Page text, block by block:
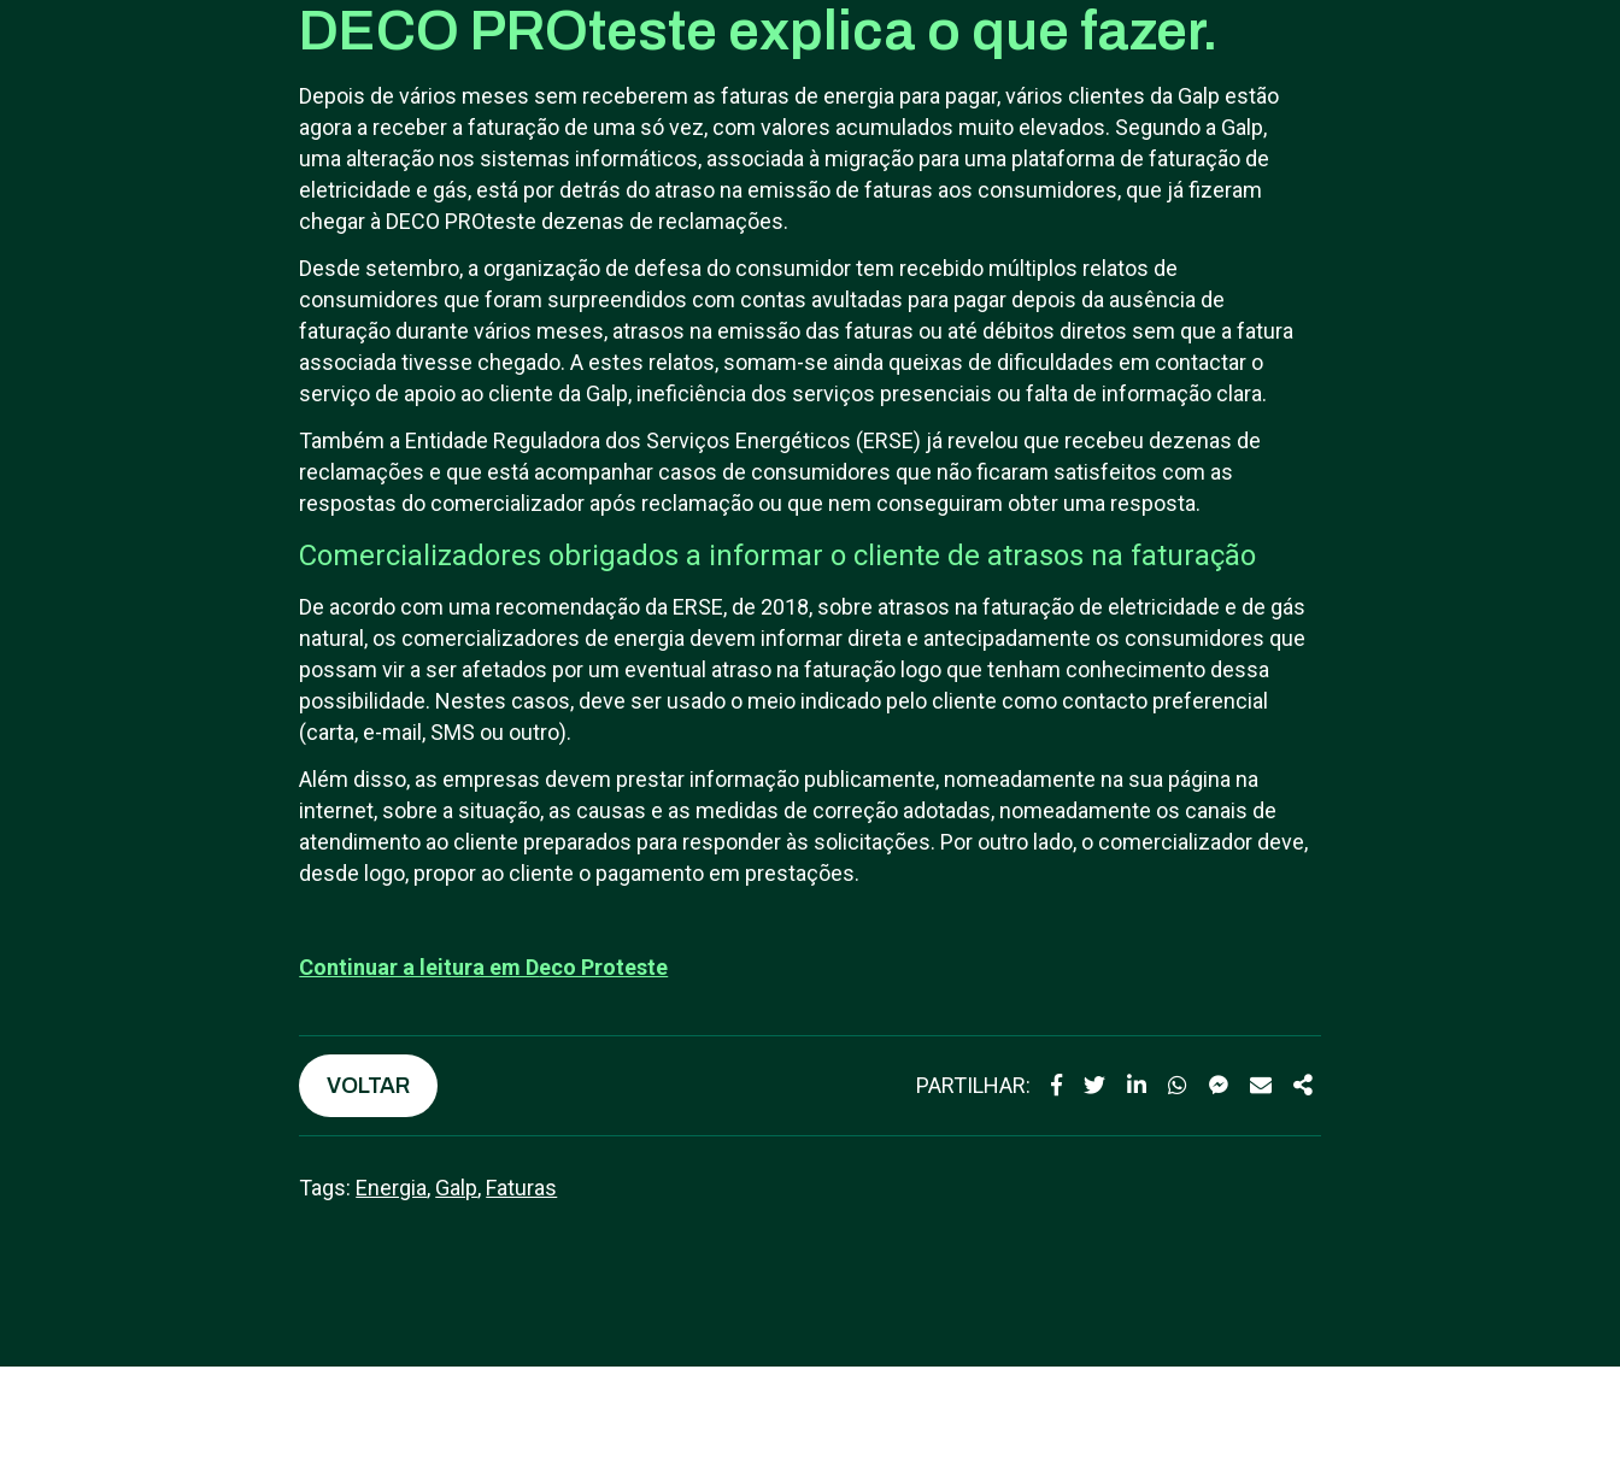
DECO PROteste explica o que fazer.
Depois de vários meses sem receberem as faturas de energia para pagar, vários clientes da Galp estão
agora a receber a faturação de uma só vez, com valores acumulados muito elevados. Segundo a Galp,
uma alteração nos sistemas informáticos, associada à migração para uma plataforma de faturação de
eletricidade e gás, está por detrás do atraso na emissão de faturas aos consumidores, que já fizeram
chegar à DECO PROteste dezenas de reclamações.
Desde setembro, a organização de defesa do consumidor tem recebido múltiplos relatos de
consumidores que foram surpreendidos com contas avultadas para pagar depois da ausência de
faturação durante vários meses, atrasos na emissão das faturas ou até débitos diretos sem que a fatura
associada tivesse chegado. A estes relatos, somam-se ainda queixas de dificuldades em contactar o
serviço de apoio ao cliente da Galp, ineficiência dos serviços presenciais ou falta de informação clara.
Também a Entidade Reguladora dos Serviços Energéticos (ERSE) já revelou que recebeu dezenas de
reclamações e que está acompanhar casos de consumidores que não ficaram satisfeitos com as
respostas do comercializador após reclamação ou que nem conseguiram obter uma resposta.
Comercializadores obrigados a informar o cliente de atrasos na faturação
De acordo com uma recomendação da ERSE, de 2018, sobre atrasos na faturação de eletricidade e de gás
natural, os comercializadores de energia devem informar direta e antecipadamente os consumidores que
possam vir a ser afetados por um eventual atraso na faturação logo que tenham conhecimento dessa
possibilidade. Nestes casos, deve ser usado o meio indicado pelo cliente como contacto preferencial
(carta, e-mail, SMS ou outro).
Além disso, as empresas devem prestar informação publicamente, nomeadamente na sua página na
internet, sobre a situação, as causas e as medidas de correção adotadas, nomeadamente os canais de
atendimento ao cliente preparados para responder às solicitações. Por outro lado, o comercializador deve,
desde logo, propor ao cliente o pagamento em prestações.
Continuar a leitura em Deco Proteste
VOLTAR PARTILHAR:
Tags: Energia, Galp, Faturas